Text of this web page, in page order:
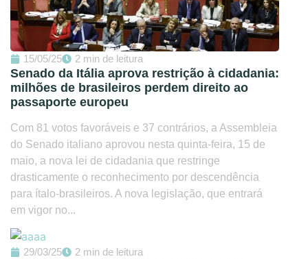
15/05/25 2 min de leitura
Senado da Itália aprova restrição à cidadania:
milhões de brasileiros perdem direito ao
passaporte europeu
Com 81 votos favoráveis e 37 contrários, a Assembleia
do Senado italiano aprovou nesta quinta-feira, 15 de
maio, a nova lei de cidadania que restringe
drasticamente o reconhecimento por descendência
para ítalo-brasileiros. A nova legislação, que entrará
em vigor no...
29/03/25 2 min de leitura